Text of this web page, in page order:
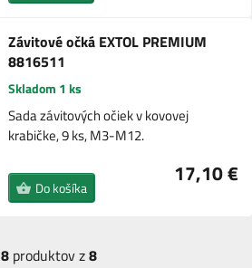
Závitové očká EXTOL PREMIUM
8816511
Skladom 1 ks
Sada závitových očiek v kovovej
krabičke, 9 ks, M3-M12.
17,10 €
Do košíka
8 produktov z8